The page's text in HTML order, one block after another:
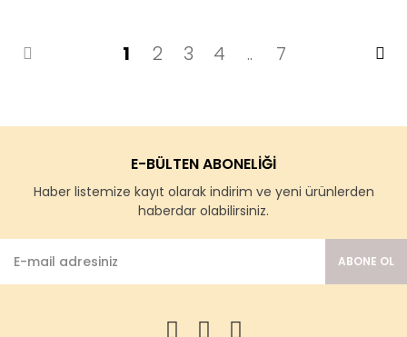
1 2 3 4 .. 7
E-BÜLTEN ABONELİĞİ
Haber listemize kayıt olarak indirim ve yeni ürünlerden
haberdar olabilirsiniz.
ABONE OL